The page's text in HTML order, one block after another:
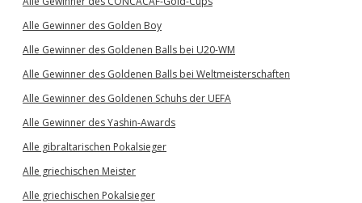
Alle Gewinner des Golden Boy
Alle Gewinner des Goldenen Balls bei U20-WM
Alle Gewinner des Goldenen Balls bei Weltmeisterschaften
Alle Gewinner des Goldenen Schuhs der UEFA
Alle Gewinner des Yashin-Awards
Alle gibraltarischen Pokalsieger
Alle griechischen Meister
Alle griechischen Pokalsieger